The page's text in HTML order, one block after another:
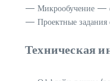
— Микрообучение —
— Проектные задания
Техническая